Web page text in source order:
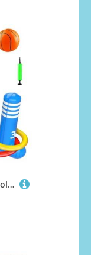
Nexusectar Zuverlässiges Pool-Basketballkorb | 2-in-1 aufblasbarer Pool-Basketballkorb,Multifunktionales Wasserspiel im Freien mit Kreuzwurfspielzeug und Basketballnetz für Kinder und Erwachsene